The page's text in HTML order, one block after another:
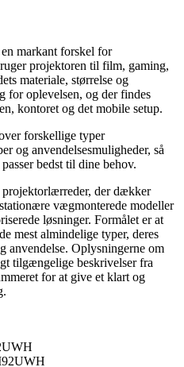
markant forskel for
projektoren til film, gaming,
materiale, størrelse og
for oplevelsen, og der findes
kontoret og det mobile setup.
forskellige typer
og anvendelsesmuligheder, så
bedst til dine behov.
der dækker
vægmonterede modeller
løsninger. Formålet er at
mest almindelige typer, deres
anvendelse. Oplysningerne om
tilgængelige beskrivelser fra
for at give et klart og